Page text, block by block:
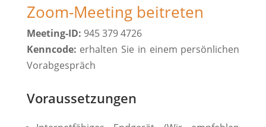
Zoom-Meeting beitreten
Meeting-ID: 945 379 4726
Kenncode: erhalten Sie in einem persönlichen
Vorabgespräch
Voraussetzungen